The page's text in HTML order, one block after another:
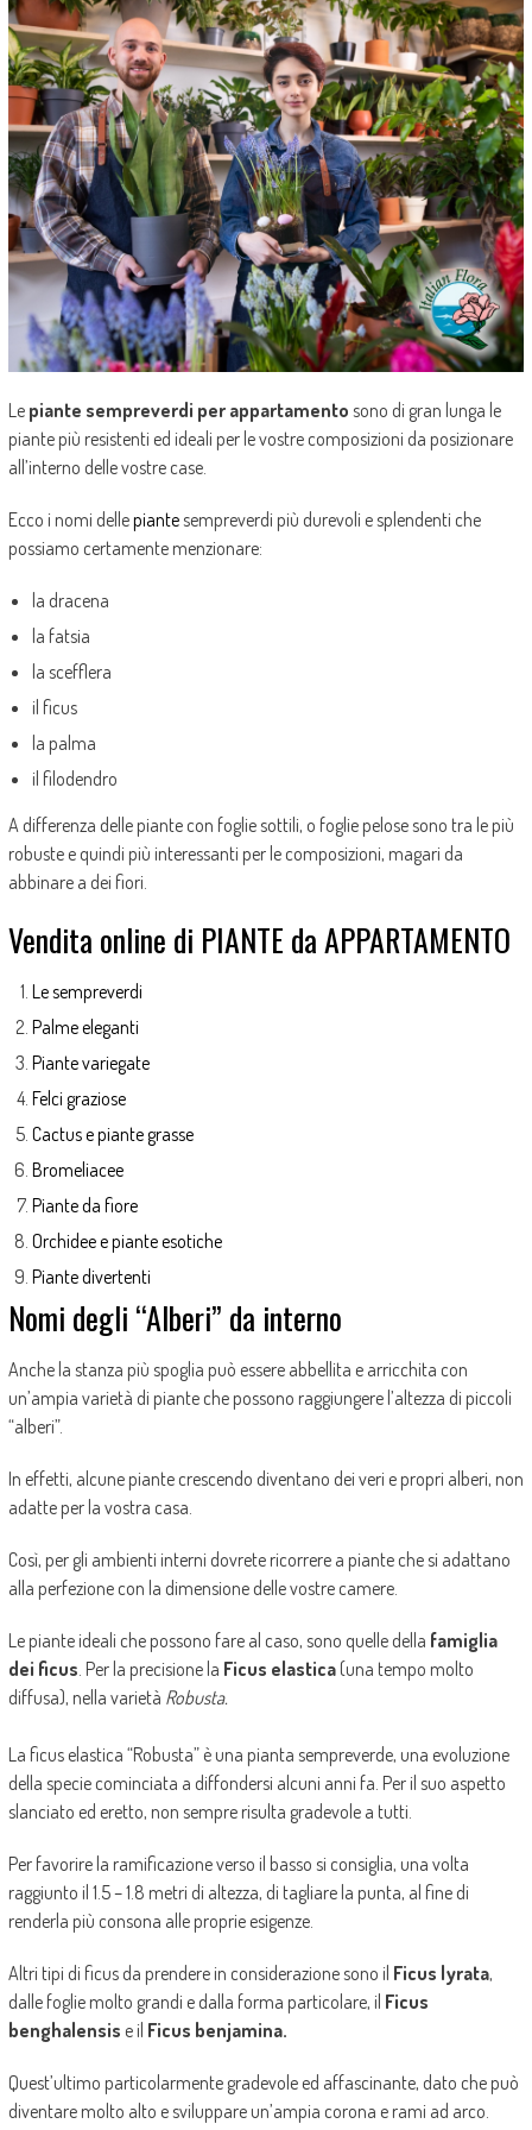
Le piante sempreverdi per appartamento sono di gran lunga le
piante più resistenti ed ideali per le vostre composizioni da posizionare
all’interno delle vostre case.
Ecco i nomi dellepiantesempreverdi più durevoli e splendenti che
possiamo certamente menzionare:
la dracena
la fatsia
la scefflera
il ficus
la palma
il filodendro
A differenza delle piante con foglie sottili, o foglie pelose sono tra le più
robuste e quindi più interessanti per le composizioni, magari da
abbinare a dei fiori.
Vendita online di PIANTE da APPARTAMENTO
Le sempreverdi
Palme eleganti
Piante variegate
Felci graziose
Cactus e piante grasse
Bromeliacee
Piante da fiore
Orchidee e piante esotiche
Piante divertenti
Nomi degli “Alberi” da interno
Anche la stanza più spoglia può essere abbellita e arricchita con
un’ampia varietà di piante che possono raggiungere l’altezza di piccoli
“alberi”.
In effetti, alcune piante crescendo diventano dei veri e propri alberi, non
adatte per la vostra casa.
Così, per gli ambienti interni dovrete ricorrere a piante che si adattano
alla perfezione con la dimensione delle vostre camere.
Le piante ideali che possono fare al caso, sono quelle della famiglia
dei ficus. Per la precisione la Ficus elastica(una tempo molto
diffusa), nella varietà Robusta.
La ficus elastica “Robusta” è una pianta sempreverde, una evoluzione
della specie cominciata a diffondersi alcuni anni fa. Per il suo aspetto
slanciato ed eretto, non sempre risulta gradevole a tutti.
Per favorire la ramificazione verso il basso si consiglia, una volta
raggiunto il 1.5 – 1.8 metri di altezza, di tagliare la punta, al fine di
renderla più consona alle proprie esigenze.
Altri tipi di ficus da prendere in considerazione sono il Ficus lyrata,
dalle foglie molto grandi e dalla forma particolare, il Ficus
benghalensis e il Ficus benjamina.
Quest’ultimo particolarmente gradevole ed affascinante, dato che può
diventare molto alto e sviluppare un’ampia corona e rami ad arco.